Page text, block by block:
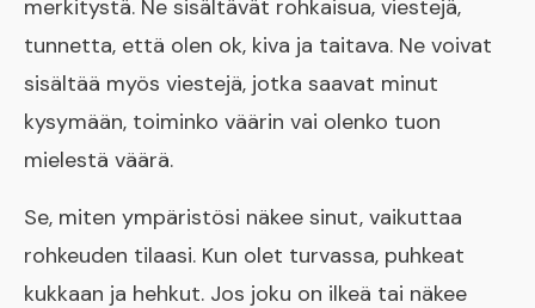
merkitystä. Ne sisältävät rohkaisua, viestejä,
tunnetta, että olen ok, kiva ja taitava. Ne voivat
sisältää myös viestejä, jotka saavat minut
kysymään, toiminko väärin vai olenko tuon
mielestä väärä.
Se, miten ympäristösi näkee sinut, vaikuttaa
rohkeuden tilaasi. Kun olet turvassa, puhkeat
kukkaan ja hehkut. Jos joku on ilkeä tai näkee